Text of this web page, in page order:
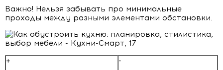
Важно! Нельзя забывать про минимальные
проходы между разными элементами обстановки.
+ -